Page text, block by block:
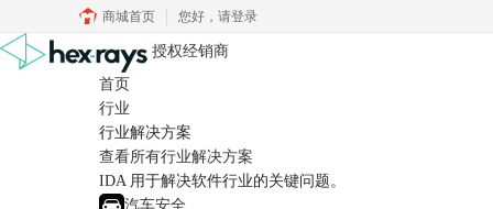
商城首页 您好， 请登录
授权经销商
首页
行业
行业解决方案
查看所有行业解决方案
IDA 用于解决软件行业的关键问题。
汽车安全